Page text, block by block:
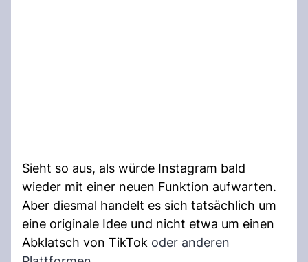
Sieht so aus, als würde Instagram bald
wieder mit einer neuen Funktion aufwarten.
Aber diesmal handelt es sich tatsächlich um
eine originale Idee und nicht etwa um einen
Abklatsch von TikTok oder anderen